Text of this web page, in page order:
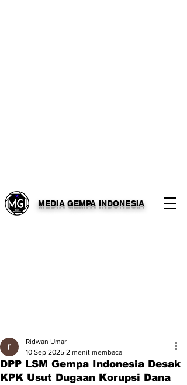
MEDIA GEMPA INDONESIA
DPP LSM Gempa Indonesia Desak
KPK Usut Dugaan Korupsi Dana
Ridwan Umar
10 Sep 2025 2 menit membaca